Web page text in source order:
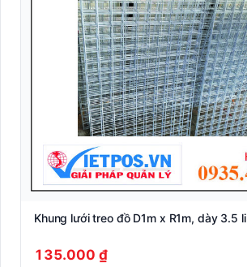
Khung lưới treo đồ D1m x R1m, dày 3.5 li
135.000 ₫